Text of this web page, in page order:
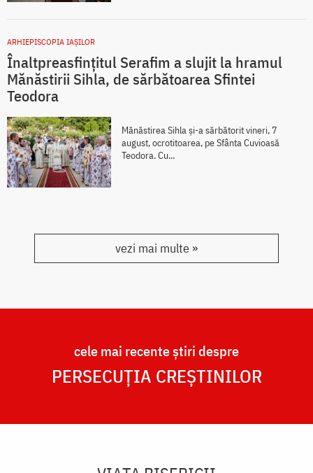
ARHIEPISCOPIA IAŞILOR
Înaltpreasfințitul Serafim a slujit la hramul
Mănăstirii Sihla, de sărbătoarea Sfintei
Teodora
Mănăstirea Sihla și-a sărbătorit vineri, 7
august, ocrotitoarea, pe Sfânta Cuvioasă
Teodora. Cu...
vezi mai multe »
cele mai recente știri despre
PERSECUȚIA CREȘTINILOR